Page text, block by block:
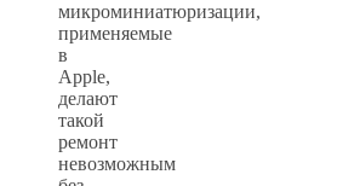
микроминиатюризации,
применяемые
в
Apple,
делают
такой
ремонт
невозможным